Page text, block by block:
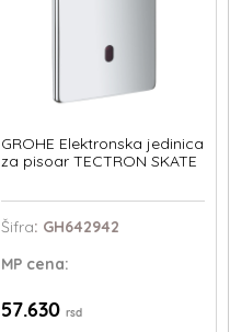
GROHE Elektronska jedinica
za pisoar TECTRON SKATE
Šifra: GH642942
MPcena:
57.630 rsd